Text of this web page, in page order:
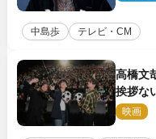
中島歩 テレビ・CM
高橋文
挨拶な
イベン
映画